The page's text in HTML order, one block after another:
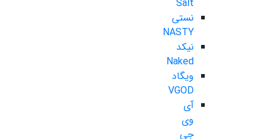
Salt
نستی
NASTY
نیکد
Naked
ویگاد
VGOD
آی
وی
جی